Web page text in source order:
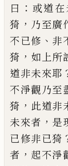
曰 ： 或道在
猗 ， 乃至廣
不已修 、 非
猗 ， 如上所
道非未來耶
不淨觀乃至
猗 ， 此道非
未來者 ， 是
已修非已猗
者 ， 起不淨